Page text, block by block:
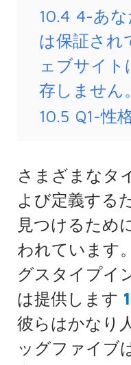
10.4 4-あな
は保証され
ェブサイト
存しません。
10.5 Q1-性
さまざまなタ
よび定義する
見つけるため
われています
グスタイプイ
は提供します
彼らはかなり
ッグファイブ